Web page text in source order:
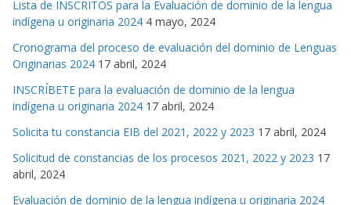
Lista de INSCRITOS para la Evaluación de dominio de la lengua
indígena u originaria 2024 4 mayo, 2024
Cronograma del proceso de evaluación del dominio de Lenguas
Originarias 2024 17 abril, 2024
INSCRÍBETE para la evaluación de dominio de la lengua
indígena u originaria 2024 17 abril, 2024
Solicita tu constancia EIB del 2021, 2022 y 2023 17 abril, 2024
Solicitud de constancias de los procesos 2021, 2022 y 2023 17
abril, 2024
Evaluación de dominio de la lengua indígena u originaria 2024